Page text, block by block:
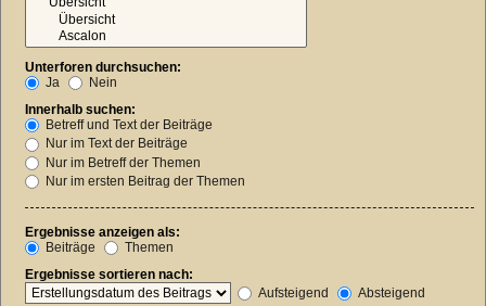
Unterforen durchsuchen:
Ja
Nein
Innerhalb suchen:
Betreff und Text der Beiträge
Nur im Text der Beiträge
Nur im Betreff der Themen
Nur im ersten Beitrag der Themen
Ergebnisse anzeigen als:
Beiträge
Themen
Ergebnisse sortieren nach:
Aufsteigend
Absteigend